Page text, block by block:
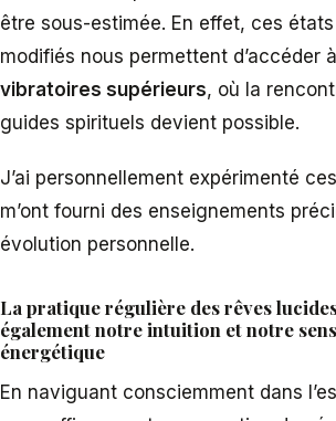
être sous-estimée. En effet, ces
modifiés nous permettent d’accéder
vibratoires supérieurs, où la
guides spirituels devient possible.
J’ai personnellement expérimenté
m’ont fourni des enseignements
évolution personnelle.
La pratique régulière des rêves
également notre intuition et notre
énergétique
En naviguant consciemment dans